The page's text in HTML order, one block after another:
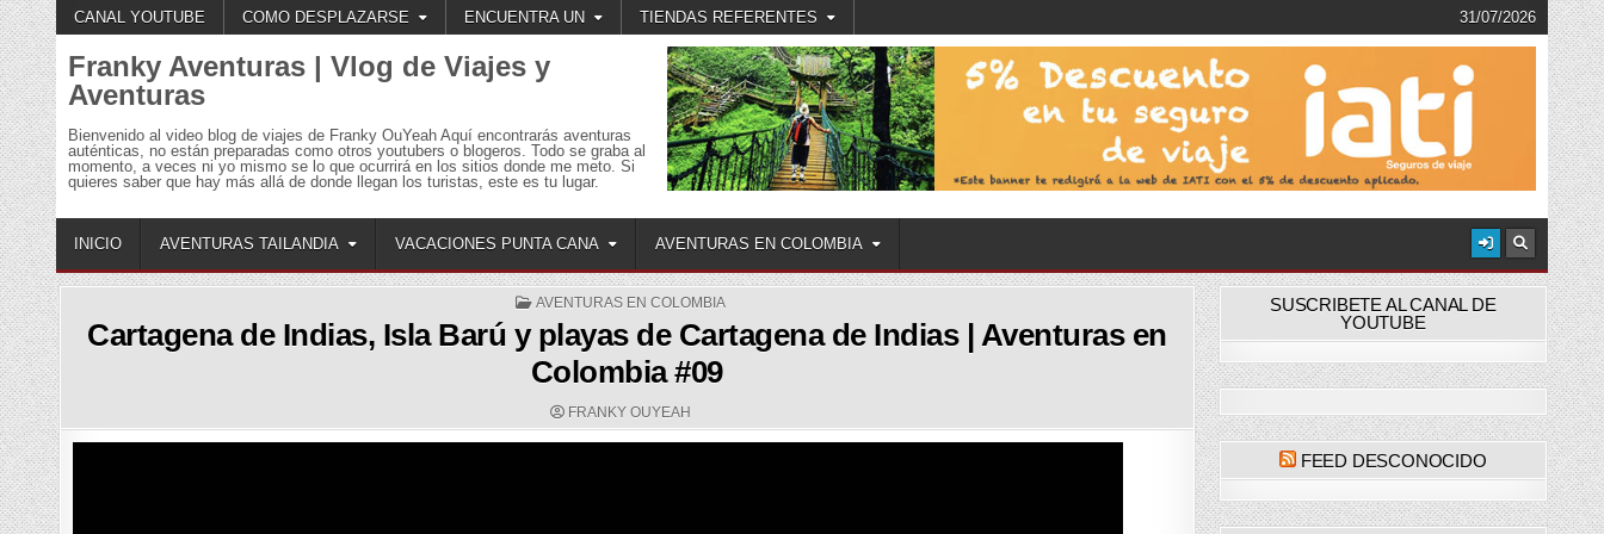
Skip
to
content
CANAL YOUTUBE COMO DESPLAZARSE ENCUENTRA UN TIENDAS REFERENTES 31/07/2026
Franky Aventuras | Vlog de Viajes y
Aventuras
Bienvenido al video blog de viajes de Franky OuYeah Aquí encontrarás aventuras
auténticas, no están preparadas como otros youtubers o blogeros. Todo se graba al
momento, a veces ni yo mismo se lo que ocurrirá en los sitios donde me meto. Si
quieres saber que hay más allá de donde llegan los turistas, este es tu lugar.
INICIO AVENTURAS TAILANDIA VACACIONES PUNTA CANA AVENTURAS EN COLOMBIA
POSTED
AVENTURAS EN COLOMBIA
Cartagena de Indias, Isla Barú y playas de Cartagena de Indias | Aventuras en
Colombia #09
AUTHOR:
FRANKY OUYEAH
SUSCRIBETE AL CANAL DE
YOUTUBE
FEED DESCONOCIDO